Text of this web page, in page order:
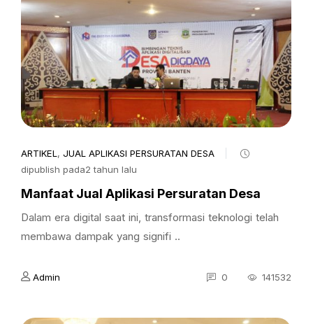
ARTIKEL , JUAL APLIKASI PERSURATAN DESA
dipublish pada2 tahun lalu
Manfaat Jual Aplikasi Persuratan Desa
Dalam era digital saat ini, transformasi teknologi telah
membawa dampak yang signifi ..
Admin 0 141532